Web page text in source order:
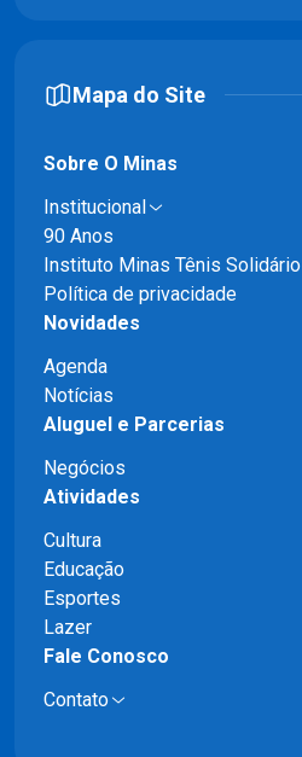
Mapa do Site
Sobre O Minas
Institucional
90 Anos
Instituto Minas Tênis Solidário
Política de privacidade
Novidades
Agenda
Notícias
Aluguel e Parcerias
Negócios
Atividades
Cultura
Educação
Esportes
Lazer
Fale Conosco
Contato